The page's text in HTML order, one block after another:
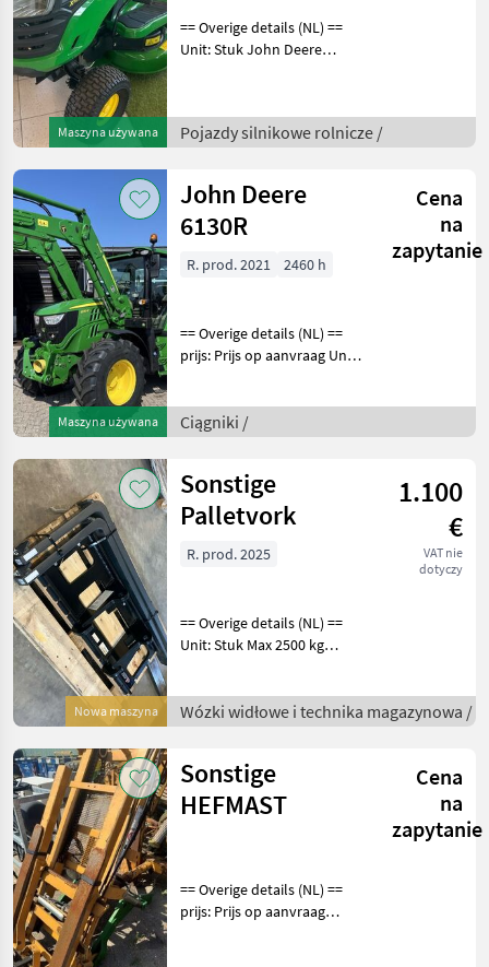
Maszyna używana
== Overige details (NL) ==
Unit: Stuk John Deere
[Legacy machinecode:
418505] Pojazdy silnikowe
Pojazdy silnikowe rolnicze /
Maszyna używana
John Deere
6130R
Cena
na
zapytanie
R. prod. 2021 2460 h
== Overige details (NL) ==
prijs: Prijs op aanvraag Unit:
hydrauliekventielen: 3
Aftakastoerental achter:
Ciągniki /
Nowa maszyna
Sonstige
Palletvork
1.100
€
VAT nie
dotyczy
R. prod. 2025
== Overige details (NL) ==
Unit: Stuk Max 2500 kg
tbv Kramer KL12.5 / KL14.5
/ 5035 / 5040 Giant
Wózki widłowe i technika magazynowa /
Sonstige
HEFMAST
Cena
na
zapytanie
== Overige details (NL) ==
prijs: Prijs op aanvraag